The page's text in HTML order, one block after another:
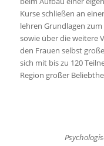
Kurse schließen an
lehren Grundlagen
sowie über die weitere
den Frauen selbst
sich mit bis zu 120
Region großer